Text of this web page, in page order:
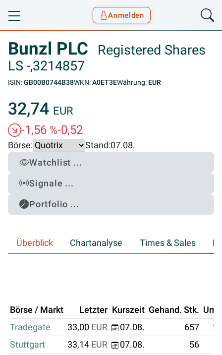
Toggle navigation
Anmelden
Bunzl PLC
Registered Shares
LS -,3214857
ISIN:GB00B0744B38WKN:A0ET3EWährung: EUR
32,74 EUR
-1,56 %-0,52
Börse: Stand:07.08.
Watchlist ...
Signale ...
Portfolio ...
Überblick Chartanalyse Times & Sales
Börse / Markt Letzter Kurszeit Gehand. Stk.
Tradegate
33,00 EUR 07.08. 657
Stuttgart
33,14 EUR 07.08. 56